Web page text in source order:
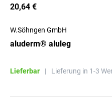
20,64 €
W.Söhngen GmbH
aluderm® aluleg
Lieferbar | Lieferung in 1-3